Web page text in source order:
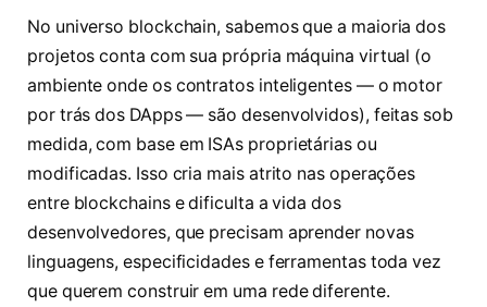
No universo blockchain, sabemos que a maioria dos
projetos conta com sua própria máquina virtual (o
ambiente onde os contratos inteligentes — o motor
por trás dos DApps — são desenvolvidos), feitas sob
medida, com base em ISAs proprietárias ou
modificadas. Isso cria mais atrito nas operações
entre blockchains e dificulta a vida dos
desenvolvedores, que precisam aprender novas
linguagens, especificidades e ferramentas toda vez
que querem construir em uma rede diferente.